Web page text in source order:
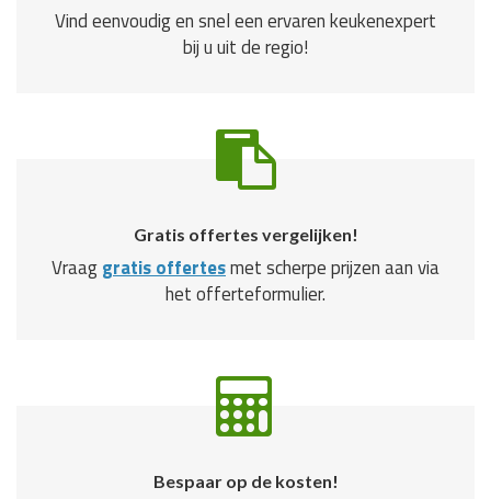
Vind eenvoudig en snel een ervaren keukenexpert
bij u uit de regio!
Gratis offertes vergelijken!
Vraaggratis offertesmet scherpe prijzen aan via
het offerteformulier.
Bespaar op de kosten!